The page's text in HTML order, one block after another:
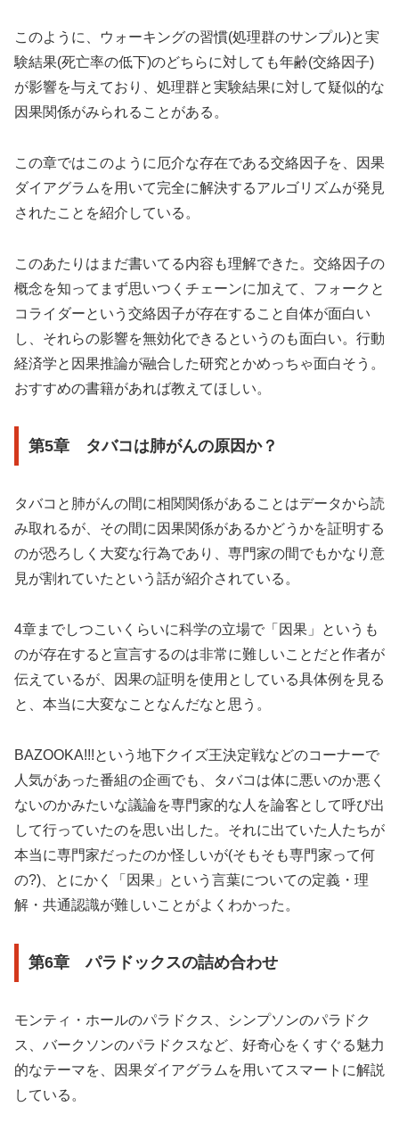
このように、ウォーキングの習慣(処理群のサンプル)と実
験結果(死亡率の低下)のどちらに対しても年齢(交絡因子)
が影響を与えており、処理群と実験結果に対して疑似的な
因果関係がみられることがある。
この章ではこのように厄介な存在である交絡因子を、因果
ダイアグラムを用いて完全に解決するアルゴリズムが発見
されたことを紹介している。
このあたりはまだ書いてる内容も理解できた。交絡因子の
概念を知ってまず思いつくチェーンに加えて、フォークと
コライダーという交絡因子が存在すること自体が面白い
し、それらの影響を無効化できるというのも面白い。行動
経済学と因果推論が融合した研究とかめっちゃ面白そう。
おすすめの書籍があれば教えてほしい。
第5章 タバコは肺がんの原因か？
タバコと肺がんの間に相関関係があることはデータから読
み取れるが、その間に因果関係があるかどうかを証明する
のが恐ろしく大変な行為であり、専門家の間でもかなり意
見が割れていたという話が紹介されている。
4章までしつこいくらいに科学の立場で「因果」というも
のが存在すると宣言するのは非常に難しいことだと作者が
伝えているが、因果の証明を使用としている具体例を見る
と、本当に大変なことなんだなと思う。
BAZOOKA!!!という地下クイズ王決定戦などのコーナーで
人気があった番組の企画でも、タバコは体に悪いのか悪く
ないのかみたいな議論を専門家的な人を論客として呼び出
して行っていたのを思い出した。それに出ていた人たちが
本当に専門家だったのか怪しいが(そもそも専門家って何
の?)、とにかく「因果」という言葉についての定義・理
解・共通認識が難しいことがよくわかった。
第6章 パラドックスの詰め合わせ
モンティ・ホールのパラドクス、シンプソンのパラドク
ス、バークソンのパラドクスなど、好奇心をくすぐる魅力
的なテーマを、因果ダイアグラムを用いてスマートに解説
している。